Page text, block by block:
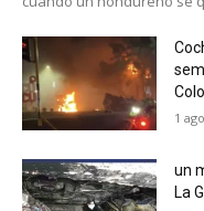
1
un
La